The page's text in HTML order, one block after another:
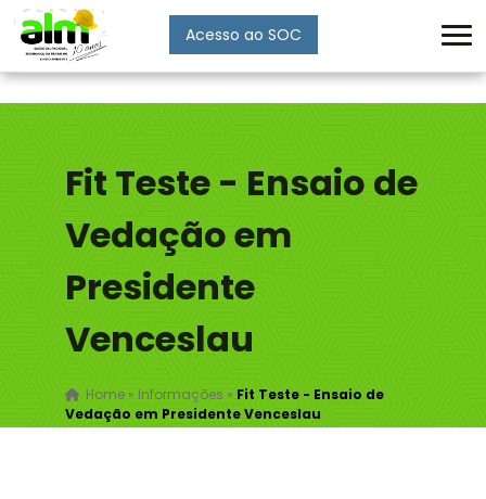
Acesso ao SOC
Fit Teste - Ensaio de
Vedação em
Presidente
Venceslau
Home» Informações » Fit Teste - Ensaio de
Vedação em Presidente Venceslau
Enviar